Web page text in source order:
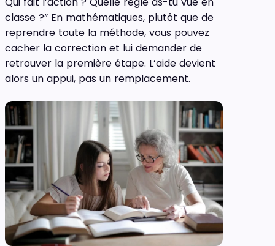
classe ?” En mathématiques, plutôt que de
reprendre toute la méthode, vous pouvez
cacher la correction et lui demander de
retrouver la première étape. L’aide devient
alors un appui, pas un remplacement.